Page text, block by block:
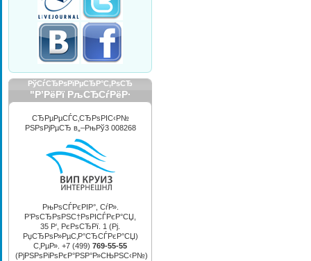
СЂРµРµСЃС‚СЂРѕРІС‹Р№
РЅРѕРјРµСЂ в„–РњРў3 008268
РњРѕСЃРєРІР°, СѓР».
Р’РѕСЂРѕРЅС†РѕРІСЃРєР°СЏ,
35 Р‘, РєРѕСЂРї. 1 (Рј.
РџСЂРѕР»РµС‚Р°СЂСЃРєР°СЏ)
С‚РµР». +7 (499) 769-55-55
(РјРЅРѕРіРѕРєР°РЅР°Р»СЊРЅС‹Р№)
РўСѓСЂРѕРїРµСЂР°С‚РѕСЂ
"Р’РёРї РљСЂСѓРёР·